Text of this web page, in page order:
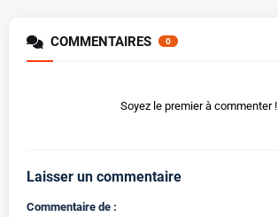
COMMENTAIRES 0
Soyez le premier à commenter !
Laisser un commentaire
Commentaire de :